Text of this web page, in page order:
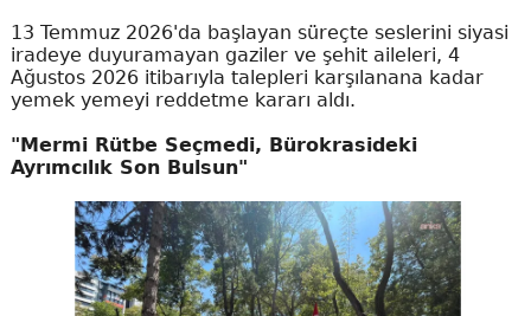
13 Temmuz 2026'da başlayan süreçte seslerini siyasi
iradeye duyuramayan gaziler ve şehit aileleri, 4
Ağustos 2026 itibarıyla talepleri karşılanana kadar
yemek yemeyi reddetme kararı aldı.
"Mermi Rütbe Seçmedi, Bürokrasideki
Ayrımcılık Son Bulsun"